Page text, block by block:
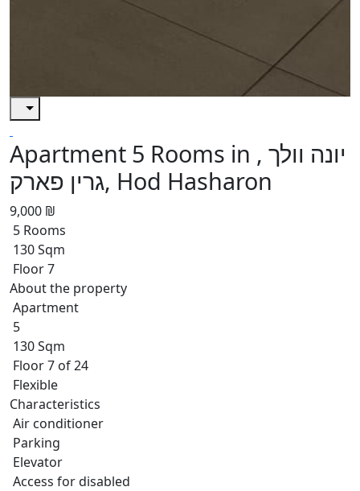
Apartment 5 Rooms in יונה וולך ,
גרין פארק, Hod Hasharon
9,000 ₪
5 Rooms
130 Sqm
Floor 7
About the property
Apartment
5
130 Sqm
Floor 7 of 24
Flexible
Characteristics
Air conditioner
Parking
Elevator
Access for disabled